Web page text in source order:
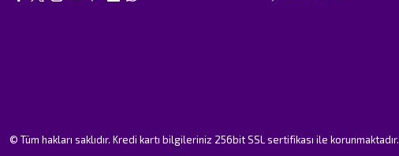
© Tüm hakları saklıdır. Kredi kartı bilgileriniz 256bit SSL sertifikası ile korunmaktadır.